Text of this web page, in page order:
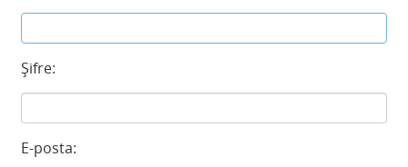
Şifre:
E-posta: